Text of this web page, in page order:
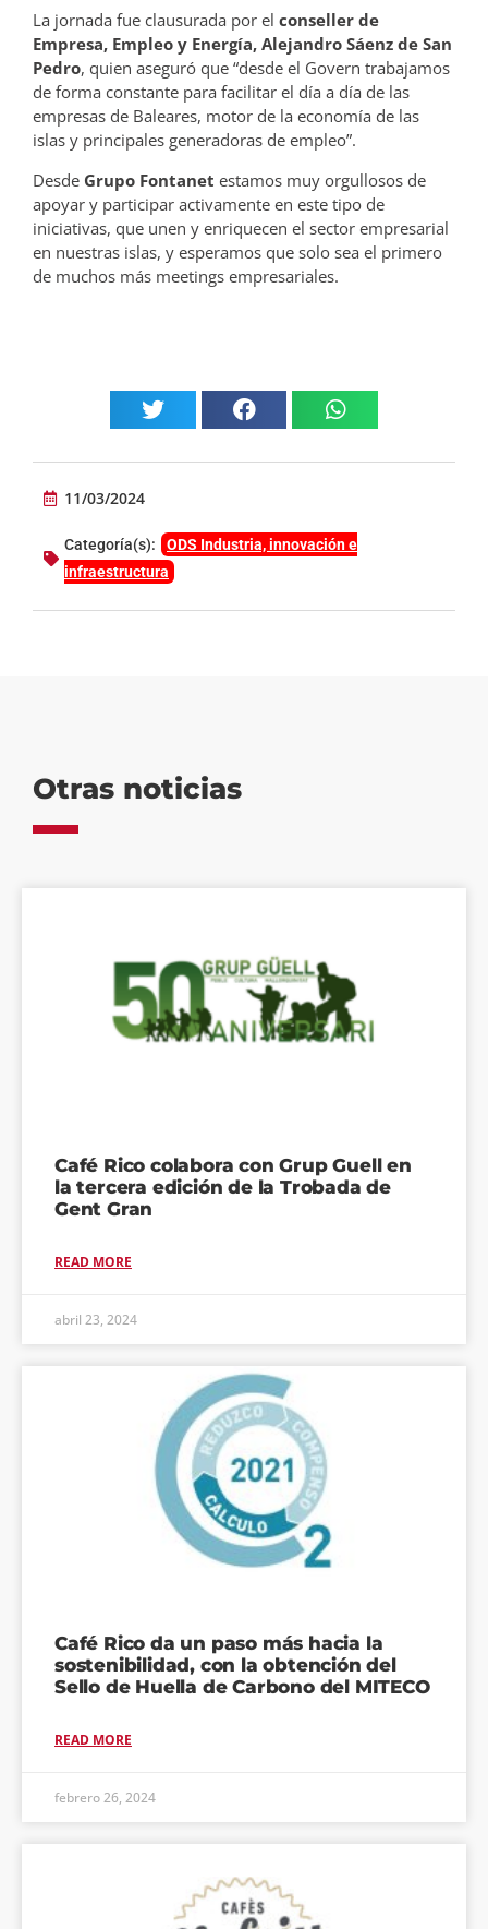
La jornada fue clausurada por el conseller de
Empresa, Empleo y Energía, Alejandro Sáenz de San
Pedro, quien aseguró que “desde el Govern trabajamos
de forma constante para facilitar el día a día de las
empresas de Baleares, motor de la economía de las
islas y principales generadoras de empleo”.
Desde Grupo Fontanet estamos muy orgullosos de
apoyar y participar activamente en este tipo de
iniciativas, que unen y enriquecen el sector empresarial
en nuestras islas, y esperamos que solo sea el primero
de muchos más meetings empresariales.
11/03/2024
Categoría(s):
ODS Industria, innovación e
infraestructura
Otras noticias
Café Rico colabora con Grup Guell en
la tercera edición de la Trobada de
Gent Gran
READ MORE
abril 23, 2024
Café Rico da un paso más hacia la
sostenibilidad, con la obtención del
Sello de Huella de Carbono del MITECO
READ MORE
febrero 26, 2024